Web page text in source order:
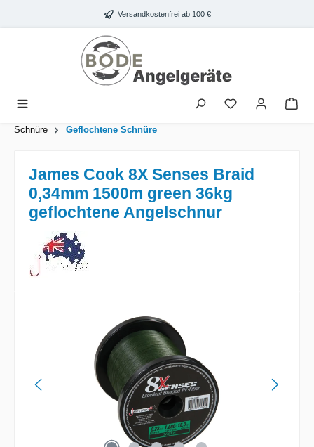
Zum Hauptinhalt springen Versandkostenfrei ab 100 €
Schnüre Geflochtene Schnüre
James Cook 8X Senses Braid
0,34mm 1500m green 36kg
geflochtene Angelschnur